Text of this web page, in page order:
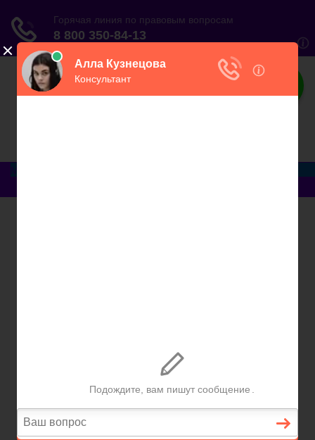
ЮристВзаконе
Договорные отношения
Заработная плата
Вопросы и ответы